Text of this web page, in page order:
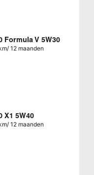
Formula V 5W30
12 maanden
X1 5W40
12 maanden